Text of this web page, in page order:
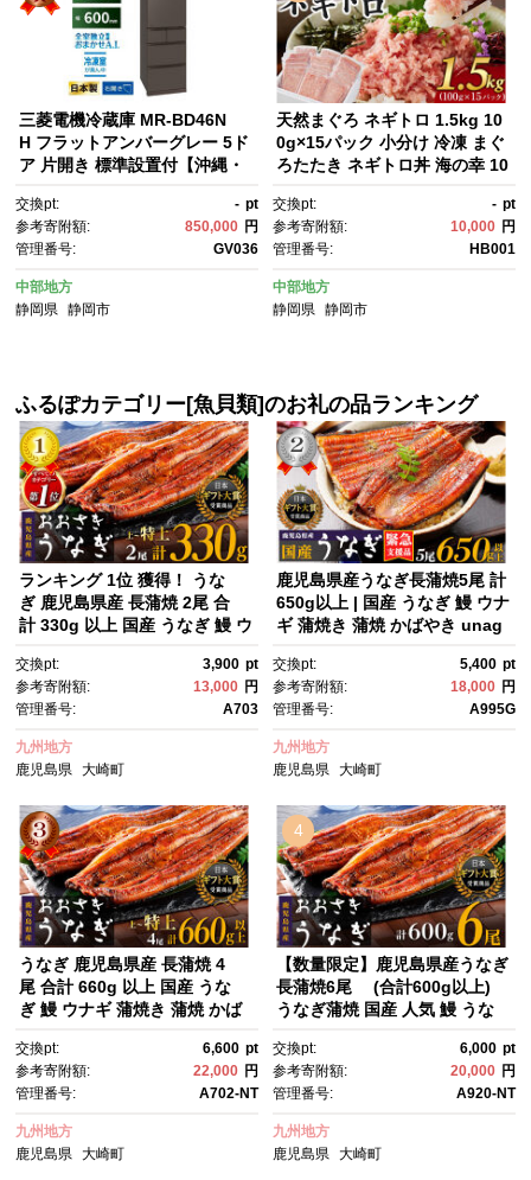
三菱電機冷蔵庫 MR-BD46N
H フラットアンバーグレー 5ド
ア 片開き 標準設置付【沖縄・
可】冷凍庫 冷蔵 冷凍 家電 家電
製品 電化製品 キッチン家電 家
庭用
交換pt: - pt
参考寄附額:
850,000 円
管理番号:
GV036
中部地方
静岡県
静岡市
天然まぐろ ネギトロ 1.5kg 10
0g×15パック 小分け 冷凍 まぐ
ろたたき ネギトロ丼 海の幸 10
べ切り ごはんのお供 ねぎと
ろ 魚 マグロ 鮪
交換pt: - pt
参考寄附額:
10,000 円
管理番号:
HB001
中部地方
静岡県 静岡市
ふるぽカテゴリー[魚貝類]のお礼の品ランキング
ランキング 1位 獲得！ うな
ぎ 鹿児島県産 長蒲焼 2尾 合
計 330g 以上 国産 うなぎ 鰻 ウ
き 魚 魚介 魚貝 海鮮 うな重 ひ
つまぶし 蒲焼 訳あり ギフト 人
気 おすすめ 鹿児島県 大崎町 大
隅半島 A703
交換pt: 3,900 pt
参考寄附額:
13,000 円
管理番号:
A703
九州地方
鹿児島県
大崎町
鹿児島県産うなぎ長蒲焼5尾 計
650g以上 | 国産 うなぎ 鰻 ウナ
ギ 蒲焼き 蒲焼 かばやき unag
丑の日 丑の日 魚 魚介 魚貝 海
鮮 うな重 蒲焼 訳あり ギフ
ト 人気 おすすめ 鹿児島県 大崎
町 大隅半島 A995G 【会員限定
のお礼の品】【うなぎ蒲焼 国
産 うなぎ unagi 鰻 ウナギ う
なぎ蒲焼】
交換pt: 5,400 pt
参考寄附額:
18,000 円
管理番号:
A995G
九州地方
鹿児島県 大崎町
うなぎ 鹿児島県産 長蒲焼 4
尾 合計 660g 以上 国産 うな
ぎ 鰻 ウナギ 蒲焼き 蒲焼 かば
重 ひつまぶし 蒲焼 訳あり ギフ
ト 人気 おすすめ 鹿児島県 大崎
町 大隅半島 鰻 うなぎ ウナ
ギ 鰻 人気 ウナギ うなぎ おす
すめ ランキング うなぎ おいし
い unagi うなぎ 【うなぎ蒲
交換pt: 6,600 pt
参考寄附額:
22,000 円
管理番号:
A702-NT
九州地方
鹿児島県
大崎町
4
【数量限定】鹿児島県産うなぎ
長蒲焼6尾 (合計600g以上)
うなぎ蒲焼 国産 人気 鰻 うな
産 鰻 国産うなぎ蒲焼き たれ う
な重 ひつまぶし ウナギ 蒲焼 人
気 おすすめ 鹿児島県 大崎
町 鰻 うなぎ ウナギ 鰻 人気 ウ
ナギ うなぎ おすすめ ランキン
グ うなぎ おいしい unagi うな
交換pt: 6,000 pt
参考寄附額:
20,000 円
管理番号:
A920-NT
九州地方
鹿児島県 大崎町